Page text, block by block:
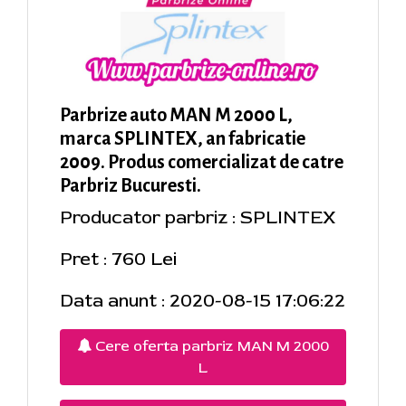
Parbrize auto MAN M 2000 L,
marca SPLINTEX, an fabricatie
2009. Produs comercializat de catre
Parbriz Bucuresti.
Producator parbriz : SPLINTEX
Pret : 760 Lei
Data anunt : 2020-08-15 17:06:22
Cere oferta parbriz MAN M 2000
L